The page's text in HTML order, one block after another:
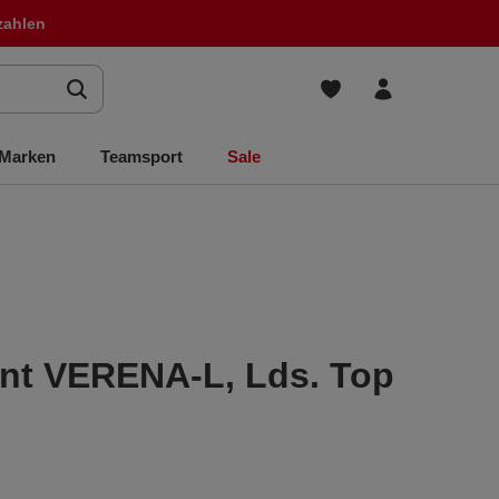
Marken Teamsport Sale
VERENA-L, Lds. Top